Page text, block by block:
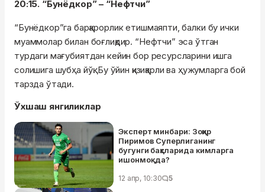
20:15. “Бунёдкор” – “Нефтчи”
“Бунёдкор”га барқарорлик етишмаяпти, балки бу ички
муаммолар билан боғлиқдир. “Нефтчи” эса ўтган
турдаги мағубиятдан кейин бор ресурсларини ишга
солишига шубҳа йўқ. Бу ўйин қизиқарли ва ҳужумларга бой
тарзда ўтади.
Ўхшаш янгиликлар
Эксперт минбари: Зоҳир
Пиримов Суперлиганинг
бугунги баҳсларида кимларга
ишонмоқда?
12 апр, 10:30 5